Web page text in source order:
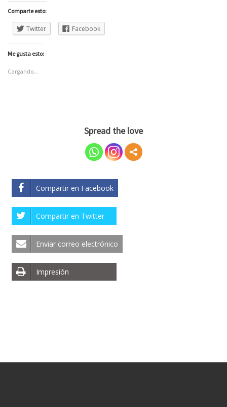
Comparte esto:
Twitter Facebook
Me gusta esto:
Cargando...
Spread the love
Compartir en Facebook
Compartir en Twitter
Enviar correo electrónico
Impresión